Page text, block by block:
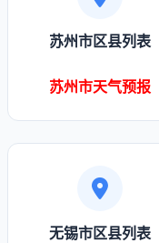
苏州市区县列表
苏州市天气预报
无锡市区县列表